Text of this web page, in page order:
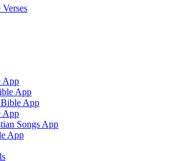
App
App
App
App
Songs App
App